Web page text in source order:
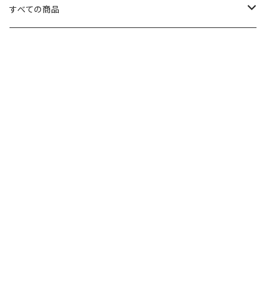
すべての商品